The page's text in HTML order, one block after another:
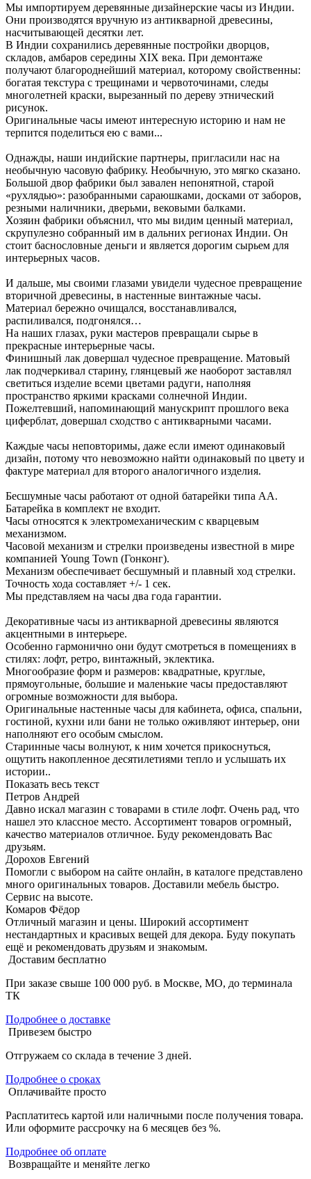
Мы импортируем деревянные дизайнерские часы из Индии.
Они производятся вручную из антикварной древесины,
насчитывающей десятки лет.
В Индии сохранились деревянные постройки дворцов,
складов, амбаров середины XIX века. При демонтаже
получают благороднейший материал, которому свойственны:
богатая текстура с трещинами и червоточинами, следы
многолетней краски, вырезанный по дереву этнический
рисунок.
Оригинальные часы имеют интересную историю и нам не
терпится поделиться ею с вами...
Однажды, наши индийские партнеры, пригласили нас на
необычную часовую фабрику. Необычную, это мягко сказано.
Большой двор фабрики был завален непонятной, старой
«рухлядью»: разобранными сараюшками, досками от заборов,
резными наличники, дверьми, вековыми балками.
Хозяин фабрики объяснил, что мы видим ценный материал,
скрупулезно собранный им в дальних регионах Индии. Он
стоит баснословные деньги и является дорогим сырьем для
интерьерных часов.
И дальше, мы своими глазами увидели чудесное превращение
вторичной древесины, в настенные винтажные часы.
Материал бережно очищался, восстанавливался,
распиливался, подгонялся…
На наших глазах, руки мастеров превращали сырье в
прекрасные интерьерные часы.
Финишный лак довершал чудесное превращение. Матовый
лак подчеркивал старину, глянцевый же наоборот заставлял
светиться изделие всеми цветами радуги, наполняя
пространство яркими красками солнечной Индии.
Пожелтевший, напоминающий манускрипт прошлого века
циферблат, довершал сходство с антикварными часами.
Каждые часы неповторимы, даже если имеют одинаковый
дизайн, потому что невозможно найти одинаковый по цвету и
фактуре материал для второго аналогичного изделия.
Бесшумные часы работают от одной батарейки типа АА.
Батарейка в комплект не входит.
Часы относятся к электромеханическим с кварцевым
механизмом.
Часовой механизм и стрелки произведены известной в мире
компанией Young Town (Гонконг).
Механизм обеспечивает бесшумный и плавный ход стрелки.
Точность хода составляет +/- 1 сек.
Мы представляем на часы два года гарантии.
Декоративные часы из антикварной древесины являются
акцентными в интерьере.
Особенно гармонично они будут смотреться в помещениях в
стилях: лофт, ретро, винтажный, эклектика.
Многообразие форм и размеров: квадратные, круглые,
прямоугольные, большие и маленькие часы предоставляют
огромные возможности для выбора.
Оригинальные настенные часы для кабинета, офиса, спальни,
гостиной, кухни или бани не только оживляют интерьер, они
наполняют его особым смыслом.
Старинные часы волнуют, к ним хочется прикоснуться,
ощутить накопленное десятилетиями тепло и услышать их
истории..
Показать весь текст
Петров Андрей
Давно искал магазин с товарами в стиле лофт. Очень рад, что
нашел это классное место. Ассортимент товаров огромный,
качество материалов отличное. Буду рекомендовать Вас
друзьям.
Дорохов Евгений
Помогли с выбором на сайте онлайн, в каталоге представлено
много оригинальных товаров. Доставили мебель быстро.
Сервис на высоте.
Комаров Фёдор
Отличный магазин и цены. Широкий ассортимент
нестандартных и красивых вещей для декора. Буду покупать
ещё и рекомендовать друзьям и знакомым.
Доставим бесплатно
При заказе свыше 100 000 руб. в Москве, МО, до терминала
ТК
Подробнее о доставке
Привезем быстро
Отгружаем со склада в течение 3 дней.
Подробнее о сроках
Оплачивайте просто
Расплатитесь картой или наличными после получения товара.
Или оформите рассрочку на 6 месяцев без %.
Подробнее об оплате
Возвращайте и меняйте легко